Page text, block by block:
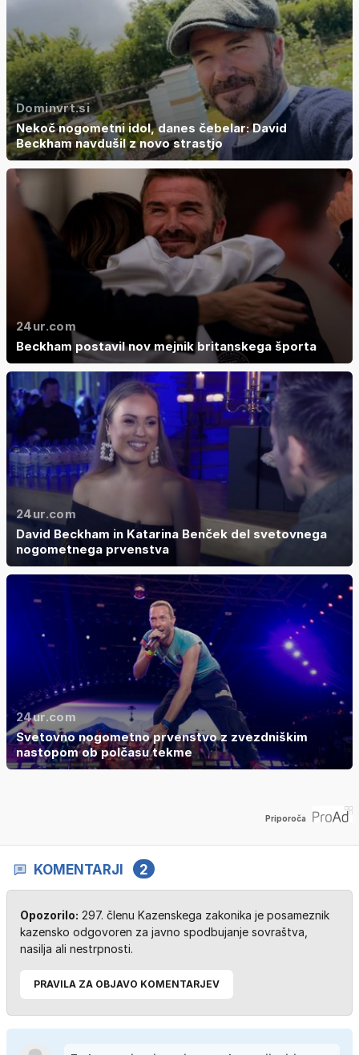
Dominvrt.si
Nekoč nogometni idol, danes čebelar: David
Beckham navdušil z novo strastjo
24ur.com
Beckham postavil nov mejnik britanskega športa
24ur.com
David Beckham in Katarina Benček del svetovnega
nogometnega prvenstva
24ur.com
Svetovno nogometno prvenstvo z zvezdniškim
nastopom ob polčasu tekme
Priporoča
KOMENTARJI 2
Opozorilo: 297. členu Kazenskega zakonika je posameznik
kazensko odgovoren za javno spodbujanje sovraštva,
nasilja ali nestrpnosti.
PRAVILA ZA OBJAVO KOMENTARJEV